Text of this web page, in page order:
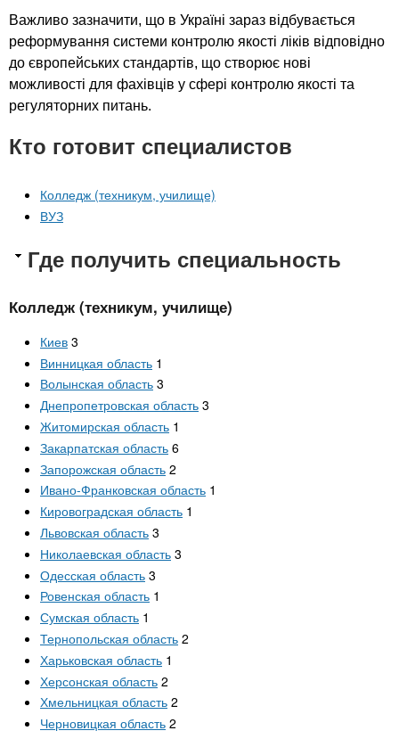
Важливо зазначити, що в Україні зараз відбувається
реформування системи контролю якості ліків відповідно
до європейських стандартів, що створює нові
можливості для фахівців у сфері контролю якості та
регуляторних питань.
Кто готовит специалистов
Колледж (техникум, училище)
ВУЗ
Где получить специальность
Колледж (техникум, училище)
Киев 3
Винницкая область 1
Волынская область 3
Днепропетровская область 3
Житомирская область 1
Закарпатская область 6
Запорожская область 2
Ивано-Франковская область 1
Кировоградская область 1
Львовская область 3
Николаевская область 3
Одесская область 3
Ровенская область 1
Сумская область 1
Тернопольская область 2
Харьковская область 1
Херсонская область 2
Хмельницкая область 2
Черновицкая область 2